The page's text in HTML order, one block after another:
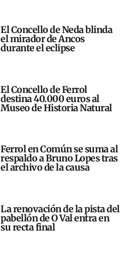
El Concello de Neda blinda
el mirador de Ancos
durante el eclipse
El Concello de Ferrol
destina 40.000 euros al
Museo de Historia Natural
Ferrol en Común se suma al
respaldo a Bruno Lopes tras
el archivo de la causa
La renovación de la pista del
pabellón de O Val entra en
su recta final